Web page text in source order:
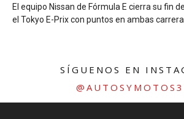
El equipo Nissan de Fórmula E cierra su fin
el Tokyo E-Prix con puntos en ambas
SÍGUENOS EN